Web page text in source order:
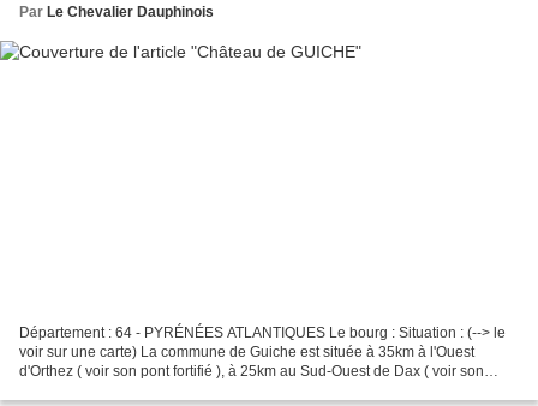
Par Le Chevalier Dauphinois
Département : 64 - PYRÉNÉES ATLANTIQUES Le bourg : Situation : (--> le
voir sur une carte) La commune de Guiche est située à 35km à l'Ouest
d'Orthez ( voir son pont fortifié ), à 25km au Sud-Ouest de Dax ( voir son